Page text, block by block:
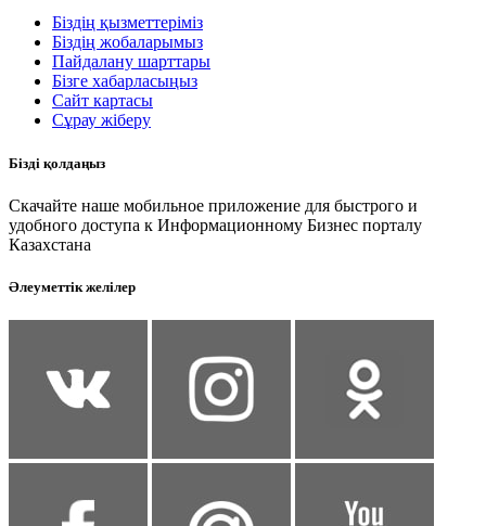
Біздің қызметтеріміз
Біздің жобаларымыз
Пайдалану шарттары
Бізге хабарласыңыз
Сайт картасы
Сұрау жіберу
Бізді қолдаңыз
Скачайте наше мобильное приложение для быстрого и
удобного доступа к Информационному Бизнес порталу
Казахстана
Әлеуметтік желілер